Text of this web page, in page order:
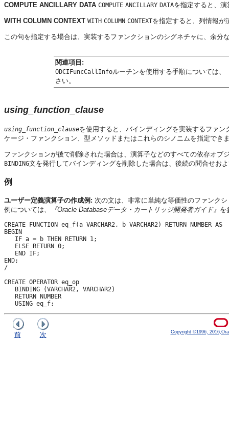
COMPUTE ANCILLARY DATA COMPUTE ANCILLARY DATAを指定すると、
WITH COLUMN CONTEXT WITH COLUMN CONTEXTを指定すると、列情報が
この句を指定する場合は、実装するファンクションのシグネチャに、余分
関連項目:
ODCIFuncCallInfoルーチンを使用する手順については、
さい。
using_function_clause
using_function_clauseを使用すると、バインディングを実装するファン
ケージ・ファンクション、型メソッドまたはこれらのシノニムを指定でき
ファンクションが後で削除された場合は、演算子などのすべての依存オブ
BINDING文を発行してバインディングを削除した場合は、後続の問合せお
例
ユーザー定義演算子の作成例: 次の文は、非常に単純な等価性のファンク
例については、
『Oracle Databaseデータ・カートリッジ開発者ガイド』 を
CREATE FUNCTION eq_f(a VARCHAR2, b VARCHAR2) RETURN NUMBER AS
BEGIN
   IF a = b THEN RETURN 1;
   ELSE RETURN 0;
   END IF;
END;
/
CREATE OPERATOR eq_op
   BINDING (VARCHAR2, VARCHAR2)
   RETURN NUMBER
前 次 Copyright ©1996,